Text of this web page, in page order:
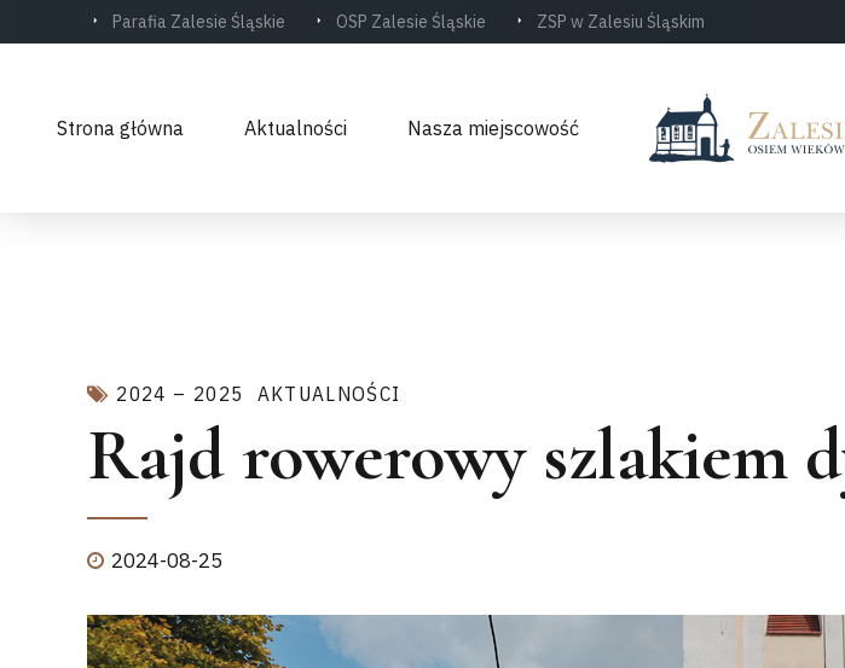
Parafia Zalesie Śląskie OSP Zalesie Śląskie ZSP w Zalesiu Śląskim
Strona główna Aktualności Nasza miejscowość
2024 – 2025 AKTUALNOŚCI
Rajd rowerowy szlakiem
2024-08-25